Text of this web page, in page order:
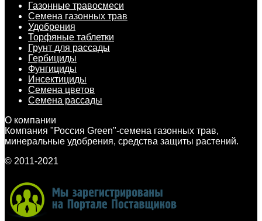
Газонные травосмеси
Семена газонных трав
Удобрения
Торфяные таблетки
Грунт для рассады
Гербициды
Фунгициды
Инсектициды
Семена цветов
Семена рассады
О компании
Компания "Россия Green"-семена газонных трав,
минеральные удобрения, средства защиты растений.
© 2011-2021